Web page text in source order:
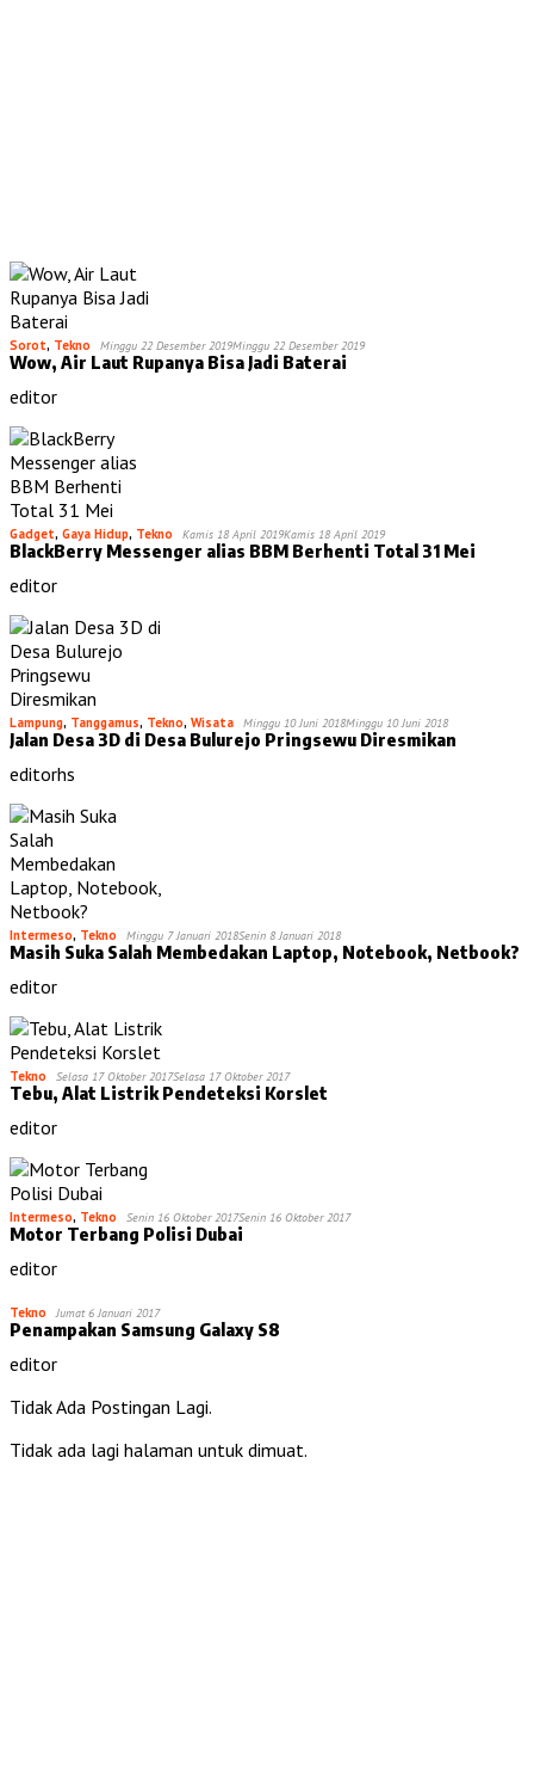
Sorot, Tekno Minggu 22 Desember 2019Minggu 22 Desember 2019
Wow, Air Laut Rupanya Bisa Jadi Baterai
editor
Gadget, Gaya Hidup, Tekno Kamis 18 April 2019Kamis 18 April 2019
BlackBerry Messenger alias BBM Berhenti Total 31 Mei
editor
Lampung, Tanggamus, Tekno, Wisata Minggu 10 Juni 2018Minggu 10 Juni 2018
Jalan Desa 3D di Desa Bulurejo Pringsewu Diresmikan
editorhs
Intermeso, Tekno Minggu 7 Januari 2018Senin 8 Januari 2018
Masih Suka Salah Membedakan Laptop, Notebook, Netbook?
editor
Tekno Selasa 17 Oktober 2017Selasa 17 Oktober 2017
Tebu, Alat Listrik Pendeteksi Korslet
editor
Intermeso, Tekno Senin 16 Oktober 2017Senin 16 Oktober 2017
Motor Terbang Polisi Dubai
editor
Tekno Jumat 6 Januari 2017
Penampakan Samsung Galaxy S8
editor
Tidak Ada Postingan Lagi.
Tidak ada lagi halaman untuk dimuat.